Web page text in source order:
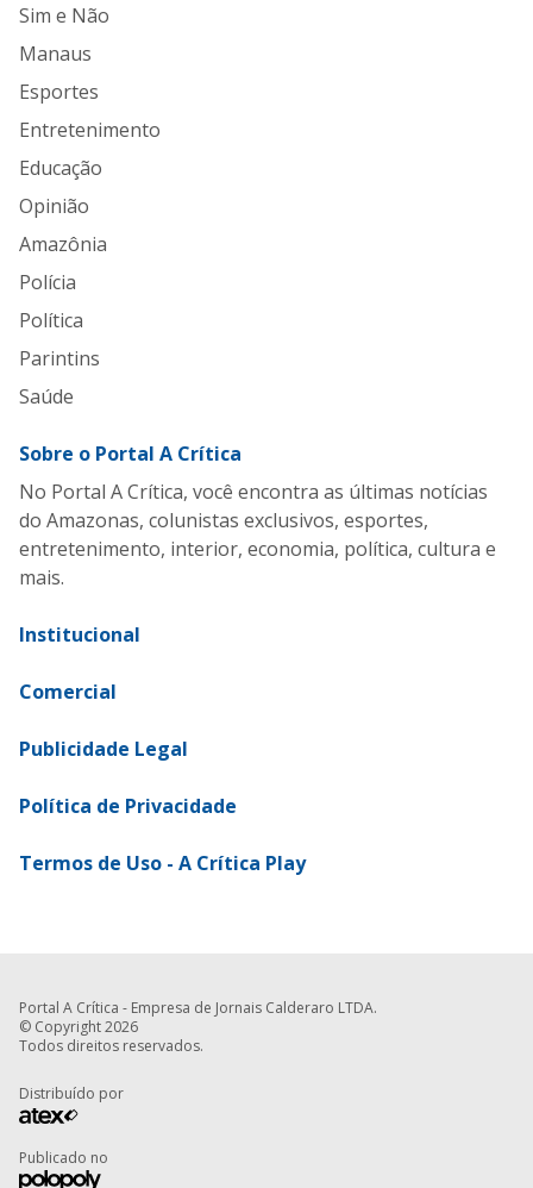
Sim e Não
Manaus
Esportes
Entretenimento
Educação
Opinião
Amazônia
Polícia
Política
Parintins
Saúde
Sobre o Portal A Crítica
No Portal A Crítica, você encontra as últimas notícias
do Amazonas, colunistas exclusivos, esportes,
entretenimento, interior, economia, política, cultura e
mais.
Institucional
Comercial
Publicidade Legal
Política de Privacidade
Termos de Uso - A Crítica Play
Portal A Crítica - Empresa de Jornais Calderaro LTDA.
© Copyright 2026
Todos direitos reservados.
Distribuído por
Publicado no